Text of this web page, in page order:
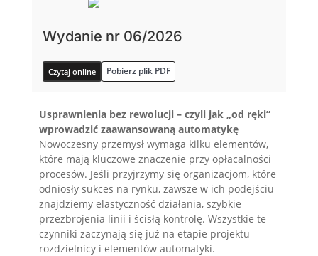
Wydanie nr 06/2026
Czytaj online Pobierz plik PDF
Usprawnienia bez rewolucji – czyli jak „od ręki”
wprowadzić zaawansowaną automatykę
Nowoczesny przemysł wymaga kilku elementów,
które mają kluczowe znaczenie przy opłacalności
procesów. Jeśli przyjrzymy się organizacjom, które
odniosły sukces na rynku, zawsze w ich podejściu
znajdziemy elastyczność działania, szybkie
przezbrojenia linii i ścisłą kontrolę. Wszystkie te
czynniki zaczynają się już na etapie projektu
rozdzielnicy i elementów automatyki.